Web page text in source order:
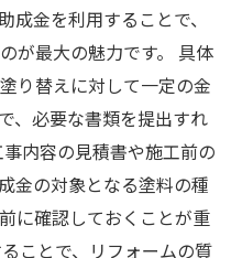
成金を利用することで、
が最大の魅力です。 具体
り替えに対して一定の金
、必要な書類を提出すれ
内容の見積書や施工前の
金の対象となる塗料の種
に確認しておくことが重
ことで、リフォームの質